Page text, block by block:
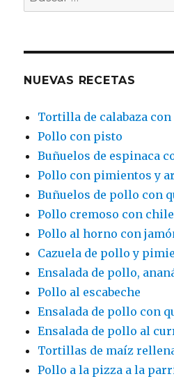
por:
NUEVAS RECETAS
Tortilla de calabaza
Pollo con pisto
Buñuelos de espinaca
Pollo con pimientos y
Buñuelos de pollo con
Pollo cremoso con
Pollo al horno con
Cazuela de pollo y
Ensalada de pollo,
Pollo al escabeche
Ensalada de pollo con
Ensalada de pollo al
Tortillas de maíz
Pollo a la pizza a la